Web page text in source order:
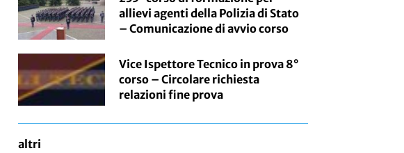
allievi agenti della Polizia di Stato
– Comunicazione di avvio corso
Vice Ispettore Tecnico in prova 8°
corso – Circolare richiesta
relazioni fine prova
altri